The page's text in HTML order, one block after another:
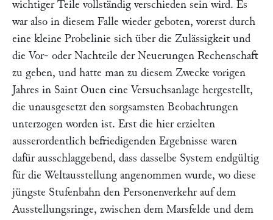
wichtiger Teile vollständig verschieden sein wird. Es
war also in diesem Falle wieder geboten, vorerst durch
eine kleine Probelinie sich über die Zulässigkeit und
die Vor- oder Nachteile der Neuerungen Rechenschaft
zu geben, und hatte man zu diesem Zwecke vorigen
Jahres in Saint Ouen eine Versuchsanlage hergestellt,
die unausgesetzt den sorgsamsten Beobachtungen
unterzogen worden ist. Erst die hier erzielten
ausserordentlich befriedigenden Ergebnisse waren
dafür ausschlaggebend, dass dasselbe System endgültig
für die Weltausstellung angenommen wurde, wo diese
jüngste Stufenbahn den Personenverkehr auf dem
Ausstellungsringe, zwischen dem Marsfelde und dem